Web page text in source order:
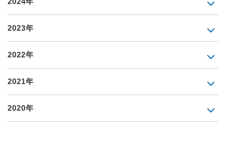
2023年
2022年
2021年
2020年